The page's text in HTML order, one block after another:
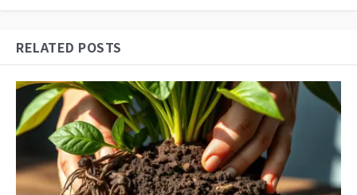
RELATED POSTS